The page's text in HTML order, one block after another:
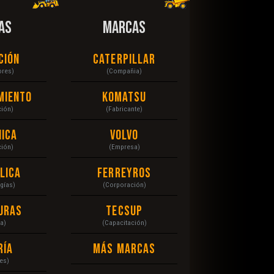
MARCAS
Caterpillar
(Compañia)
Komatsu
(Fabricante)
Volvo
(Empresa)
Ferreyros
(Corporación)
Tecsup
(Capacitación)
Más Marcas